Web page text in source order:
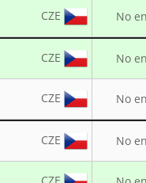
CZE No
CZE No
CZE No
CZE No